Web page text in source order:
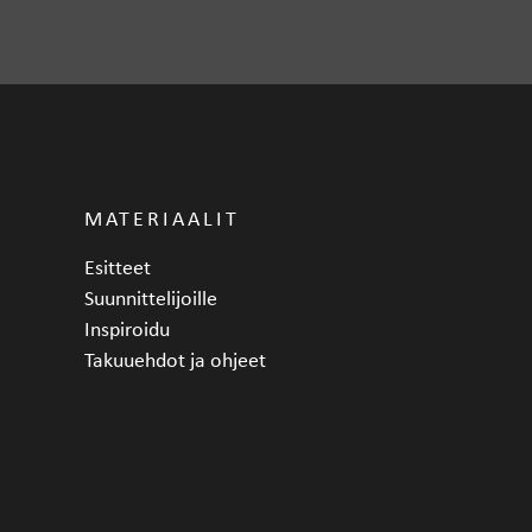
MATERIAALIT
Esitteet
Suunnittelijoille
Inspiroidu
Takuuehdot ja ohjeet